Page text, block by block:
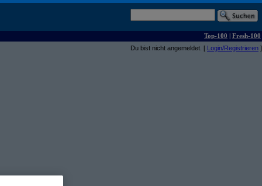
Top-100 | Fresh-100
Du bist nicht angemeldet. [ Login/Registrieren ]